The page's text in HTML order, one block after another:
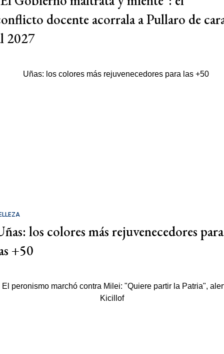
docente acorrala a Pullaro de
2027
los colores más rejuvenecedores para
+50